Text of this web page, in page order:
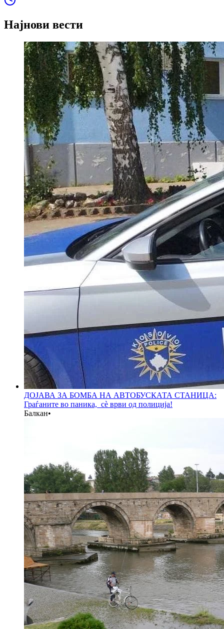
Најнови вести
ДОЈАВА ЗА БОМБА НА АВТОБУСКАТА СТАНИЦА:
Граѓаните во паника, сè врви од полиција!
Балкан•